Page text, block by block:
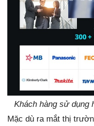
Khách hàng sử dụng
Mặc dù ra mắt thị